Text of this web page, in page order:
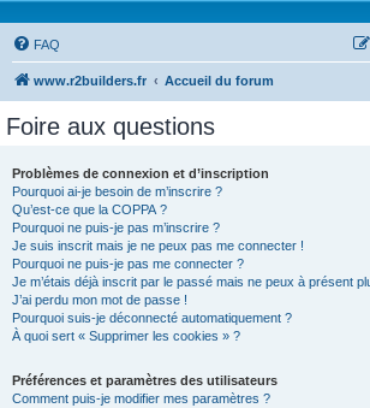
FAQ
www.r2builders.fr Accueil du forum
Foire aux questions
Problèmes de connexion et d’inscription
Pourquoi ai-je besoin de m’inscrire ?
Qu’est-ce que la COPPA ?
Pourquoi ne puis-je pas m’inscrire ?
Je suis inscrit mais je ne peux pas me connecter !
Pourquoi ne puis-je pas me connecter ?
Je m’étais déjà inscrit par le passé mais ne peux à présent
J’ai perdu mon mot de passe !
Pourquoi suis-je déconnecté automatiquement ?
À quoi sert « Supprimer les cookies » ?
Préférences et paramètres des utilisateurs
Comment puis-je modifier mes paramètres ?